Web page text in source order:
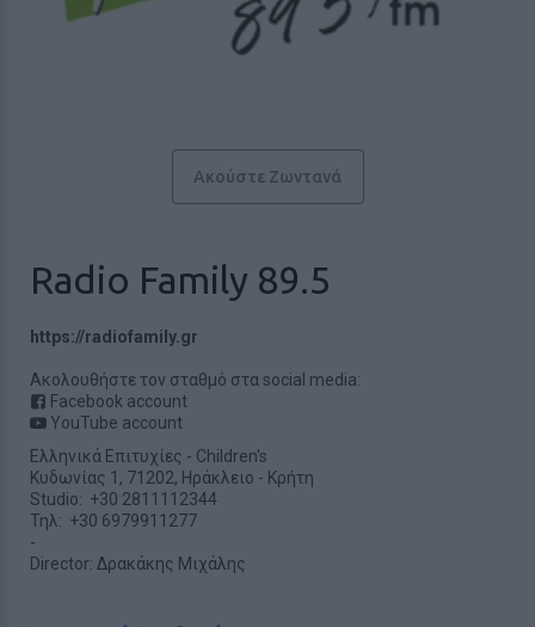
Ακούστε Ζωντανά
Radio Family 89.5
https://radiofamily.gr
Ακολουθήστε τον σταθμό στα social media:
Facebook account
YouTube account
Ελληνικά Επιτυχίες - Children's
Κυδωνίας 1, 71202, Ηράκλειο - Κρήτη
Studio: +30 2811112344
Τηλ: +30 6979911277
-
Director: Δρακάκης Μιχάλης